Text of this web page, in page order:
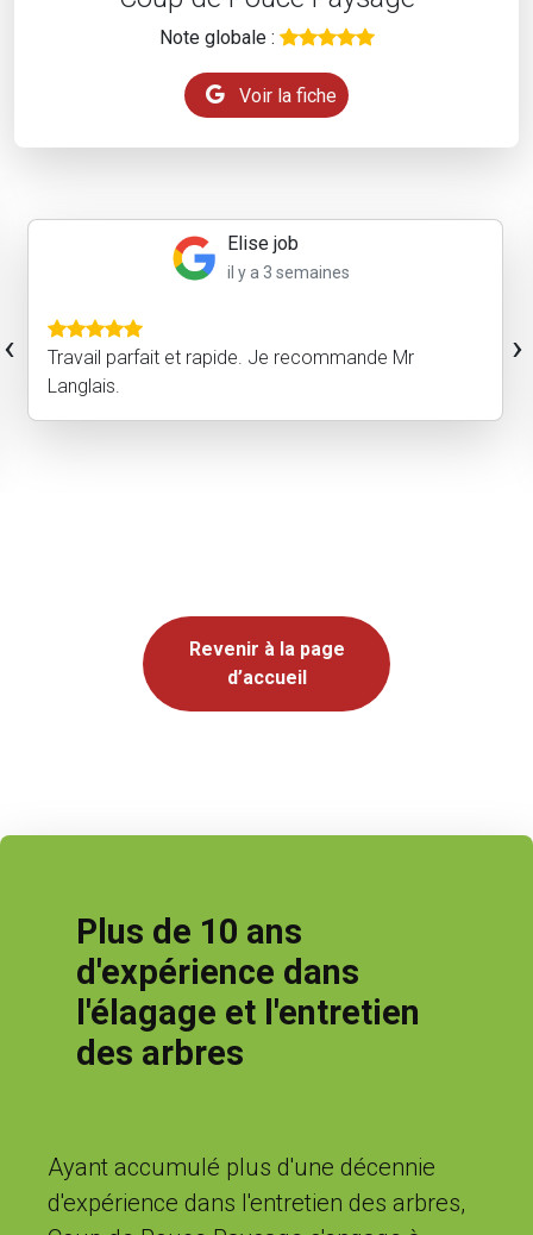
Note globale :
Voir la fiche
GAREL CLAIRE
il y a 2 mois
Efficace et professionnel. Le résultat attendu était
au rendez vous . Nous avons fait appel à MR
Langlais et son équipe pour rénover massifs et allée
. Très content de la prestation . Je recommande
‹ ›
Revenir à la page
d’accueil
Plus de 10 ans
d'expérience dans
l'élagage et l'entretien
des arbres
Ayant accumulé plus d'une décennie
d'expérience dans l'entretien des arbres,